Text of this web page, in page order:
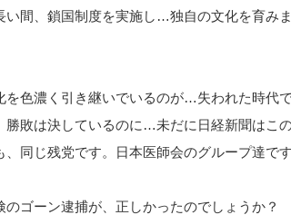
い間、鎖国制度を実施し…独自の文化を育み
を色濃く引き継いでいるのが…失われた時代
勝敗は決しているのに…未だに日経新聞はこ
、同じ残党です。日本医師会のグループ達です
のゴーン逮捕が、正しかったのでしょうか？